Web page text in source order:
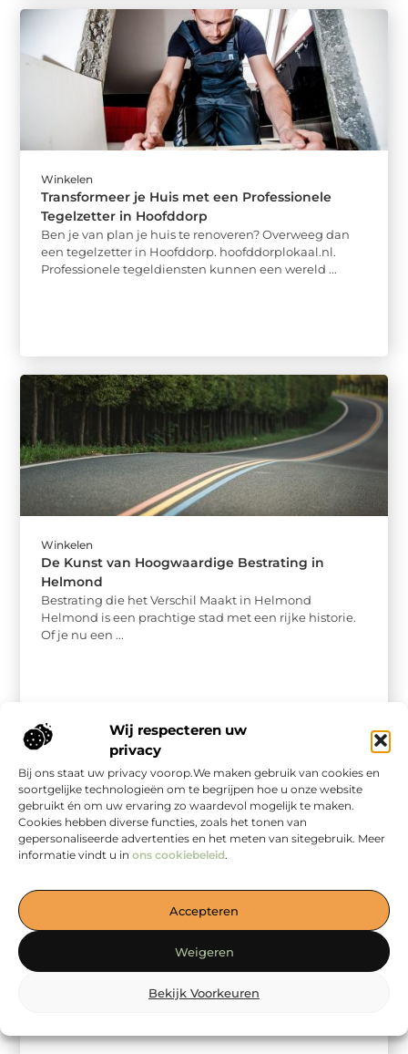
Wij respecteren uw
privacy
Bij ons staat uw privacy voorop.We maken gebruik van cookies en
soortgelijke technologieën om te begrijpen hoe u onze website
gebruikt én om uw ervaring zo waardevol mogelijk te maken.
Cookies hebben diverse functies, zoals het tonen van
gepersonaliseerde advertenties en het meten van sitegebruik. Meer
informatie vindt u in ons cookiebeleid.
Accepteren
Weigeren
Bekijk Voorkeuren
Winkelen
Transformeer je Huis met een Professionele
Tegelzetter in Hoofddorp
Ben je van plan je huis te renoveren? Overweeg dan
een tegelzetter in Hoofddorp. hoofddorplokaal.nl.
Professionele tegeldiensten kunnen een wereld ...
Winkelen
De Kunst van Hoogwaardige Bestrating in
Helmond
Bestrating die het Verschil Maakt in Helmond
Helmond is een prachtige stad met een rijke historie.
Of je nu een ...
Welzijn in Enschede: Uw Gids voor Een Gezonder
volop mogelijkheden om ...